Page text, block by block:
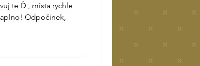
te Ď , místa rychle
Odpočinek,